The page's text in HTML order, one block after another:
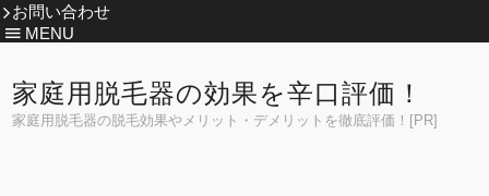
お問い合わせ
MENU
家庭用脱毛器の効果を辛口評価！
家庭用脱毛器の脱毛効果やメリット・デメリットを徹底評価！[PR]